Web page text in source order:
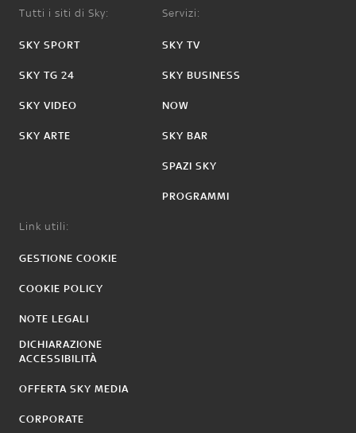
Tutti i siti di Sky:
SKY SPORT
SKY TG 24
SKY VIDEO
SKY ARTE
Servizi:
SKY TV
SKY BUSINESS
NOW
SKY BAR
SPAZI SKY
PROGRAMMI
Link utili:
GESTIONE COOKIE
COOKIE POLICY
NOTE LEGALI
DICHIARAZIONE
ACCESSIBILITÀ
OFFERTA SKY MEDIA
CORPORATE